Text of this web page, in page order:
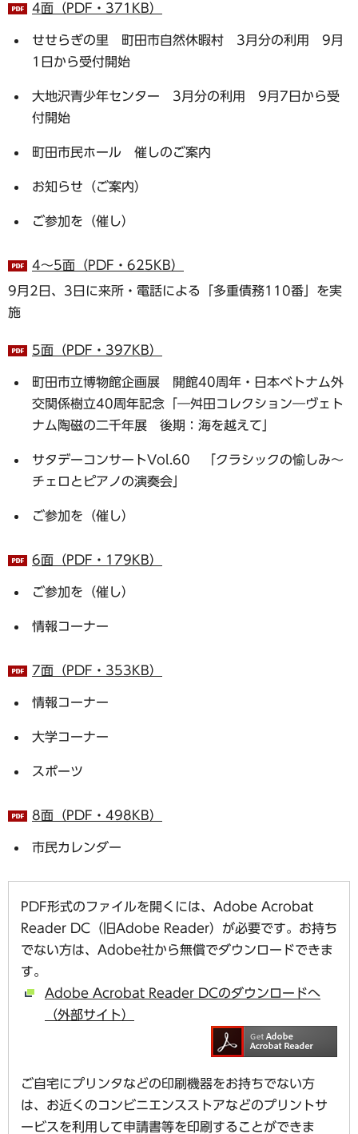
4面（PDF・371KB）
せせらぎの里 町田市自然休暇村 3月分の利用 9月
1日から受付開始
大地沢青少年センター 3月分の利用 9月7日から受
付開始
町田市民ホール 催しのご案内
お知らせ（ご案内）
ご参加を（催し）
4～5面（PDF・625KB）
9月2日、3日に来所・電話による「多重債務110番」を実
施
5面（PDF・397KB）
町田市立博物館企画展 開館40周年・日本ベトナム外
交関係樹立40周年記念「―舛田コレクション―ヴェト
ナム陶磁の二千年展 後期：海を越えて」
サタデーコンサートVol.60 「クラシックの愉しみ～
チェロとピアノの演奏会」
ご参加を（催し）
6面（PDF・179KB）
ご参加を（催し）
情報コーナー
7面（PDF・353KB）
情報コーナー
大学コーナー
スポーツ
8面（PDF・498KB）
市民カレンダー
PDF形式のファイルを開くには、Adobe Acrobat
Reader DC（旧Adobe Reader）が必要です。お持ち
でない方は、Adobe社から無償でダウンロードできま
す。
Adobe Acrobat Reader DCのダウンロードへ
（外部サイト）
ご自宅にプリンタなどの印刷機器をお持ちでない方
は、お近くのコンビニエンスストアなどのプリントサ
ービスを利用して申請書等を印刷することができま